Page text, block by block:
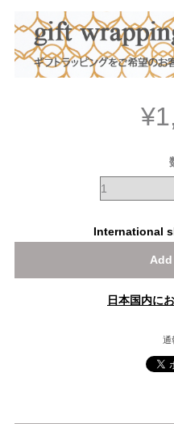
International
日本国内に
通